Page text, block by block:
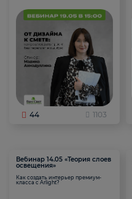
44 1103
Вебинар 14.05 «Теория слоев
освещения»
Как создать интерьер премиум-
класса с Arlight?